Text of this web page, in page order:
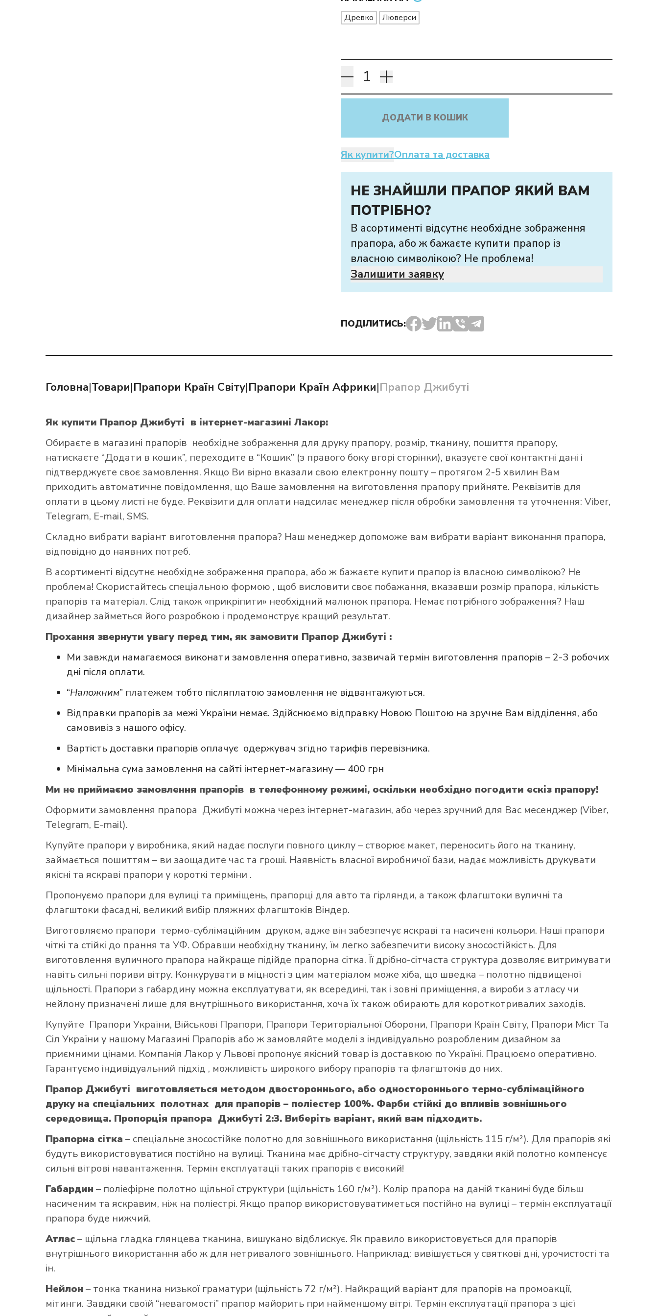
Древко Люверси
ДОДАТИ В КОШИК
Як купити?Оплата та доставка
НЕ ЗНАЙШЛИ ПРАПОР ЯКИЙ ВАМ
ПОТРІБНО?
В асортименті відсутнє необхідне зображення
прапора, або ж бажаєте купити прапор із
власною символікою? Не проблема!
Залишити заявку
ПОДІЛИТИСЬ:
Головна|Товари|Прапори Країн Світу|Прапори Країн Африки|Прапор Джибуті
Як купити Прапор Джибуті в інтернет-магазині Лакор:
Обираєте в магазині прапорів необхідне зображення для друку прапору, розмір, тканину, пошиття прапору,
натискаєте “Додати в кошик”, переходите в “Кошик” (з правого боку вгорі сторінки), вказуєте свої контактні дані і
підтверджуєте своє замовлення. Якщо Ви вірно вказали свою електронну пошту – протягом 2-5 хвилин Вам
приходить автоматичне повідомлення, що Ваше замовлення на виготовлення прапору прийняте. Реквізитів для
оплати в цьому листі не буде. Реквізити для оплати надсилає менеджер після обробки замовлення та уточнення: Viber,
Telegram, E-mail, SMS.
Складно вибрати варіант виготовлення прапора? Наш менеджер допоможе вам вибрати варіант виконання прапора,
відповідно до наявних потреб.
В асортименті відсутнє необхідне зображення прапора, або ж бажаєте купити прапор із власною символікою? Не
проблема! Скористайтесь спеціальною формою , щоб висловити своє побажання, вказавши розмір прапора, кількість
прапорів та матеріал. Слід також «прикріпити» необхідний малюнок прапора. Немає потрібного зображення? Наш
дизайнер займеться його розробкою і продемонструє кращий результат.
Прохання звернути увагу перед тим, як замовити Прапор Джибуті :
Ми завжди намагаємося виконати замовлення оперативно, зазвичай термін виготовлення прапорів – 2-3 робочих
дні після оплати.
“Наложним” платежем тобто післяплатою замовлення не відвантажуються.
Відправки прапорів за межі України немає. Здійснюємо відправку Новою Поштою на зручне Вам відділення, або
самовивіз з нашого офісу.
Вартість доставки прапорів оплачує одержувач згідно тарифів перевізника.
Мінімальна сума замовлення на сайті інтернет-магазину — 400 грн
Ми не приймаємо замовлення прапорів в телефонному режимі, оскільки необхідно погодити ескіз прапору!
Оформити замовлення прапора Джибуті можна через інтернет-магазин, або через зручний для Вас месенджер (Viber,
Telegram, E-mail).
Купуйте прапори у виробника, який надає послуги повного циклу – створює макет, переносить його на тканину,
займається пошиттям – ви заощадите час та гроші. Наявність власної виробничої бази, надає можливість друкувати
якісні та яскраві прапори у короткі терміни .
Пропонуємо прапори для вулиці та приміщень, прапорці для авто та гірлянди, а також флагштоки вуличні та
флагштоки фасадні, великий вибір пляжних флагштоків Віндер.
Виготовляємо прапори термо-сублімаційним друком, адже він забезпечує яскраві та насичені кольори. Наші прапори
чіткі та стійкі до прання та УФ. Обравши необхідну тканину, їм легко забезпечити високу зносостійкість. Для
виготовлення вуличного прапора найкраще підійде прапорна сітка. Її дрібно-сітчаста структура дозволяє витримувати
навіть сильні пориви вітру. Конкурувати в міцності з цим матеріалом може хіба, що шведка – полотно підвищеної
щільності. Прапори з габардину можна експлуатувати, як всередині, так і зовні приміщення, а вироби з атласу чи
нейлону призначені лише для внутрішнього використання, хоча їх також обирають для короткотривалих заходів.
Купуйте Прапори України, Військові Прапори, Прапори Територіальної Оборони, Прапори Країн Світу, Прапори Міст Та
Сіл України у нашому Магазині Прапорів або ж замовляйте моделі з індивідуально розробленим дизайном за
приємними цінами. Компанія Лакор у Львові пропонує якісний товар із доставкою по Україні. Працюємо оперативно.
Гарантуємо індивідуальний підхід , можливість широкого вибору прапорів та флагштоків до них.
Прапор Джибуті виготовляється методом двостороннього, або одностороннього термо-сублімаційного
друку на спеціальних полотнах для прапорів – поліестер 100%. Фарби стійкі до впливів зовнішнього
середовища. Пропорція прапора Джибуті 2:3. Виберіть варіант, який вам підходить.
Прапорна сітка – спеціальне зносостійке полотно для зовнішнього використання (щільність 115 г/м²). Для прапорів які
будуть використовуватися постійно на вулиці. Тканина має дрібно-сітчасту структуру, завдяки якій полотно компенсує
сильні вітрові навантаження. Термін експлуатації таких прапорів є високий!
Габардин – поліефірне полотно щільної структури (щільність 160 г/м²). Колір прапора на даній тканині буде більш
насиченим та яскравим, ніж на поліестрі. Якщо прапор використовуватиметься постійно на вулиці – термін експлуатації
прапора буде нижчий.
Атлас– щільна гладка глянцева тканина, вишукано відблискує. Як правило використовується для прапорів
внутрішнього використання або ж для нетривалого зовнішнього. Наприклад: вивішується у святкові дні, урочистості та
ін.
Нейлон – тонка тканина низької граматури (щільність 72 г/м²). Найкращий варіант для прапорів на промоакції,
мітинги. Завдяки своїй “невагомості” прапор майорить при найменшому вітрі. Термін експлуатації прапора з цієї